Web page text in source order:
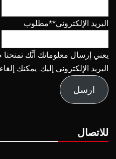
البريد الإلكتروني**مطلوب
يعني إرسال معلوماتك أنَّك
البريد الإلكتروني إليك. يمكنك
ارسل
للاتصال